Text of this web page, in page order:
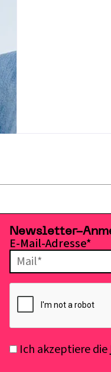
Newsletter-
E-Mail-Adresse*
Ich akzeptiere die